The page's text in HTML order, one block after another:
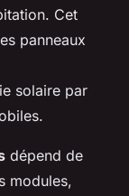
Cet
panneaux
solaire par
dépend de
modules,